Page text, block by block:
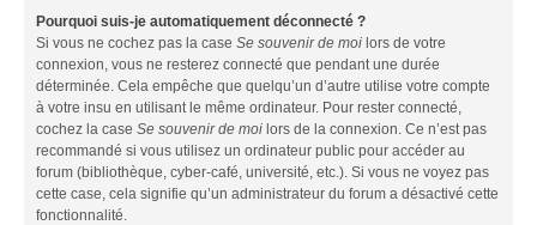
Pourquoi suis-je automatiquement déconnecté ?
Si vous ne cochez pas la case Se souvenir de moi lors de votre
connexion, vous ne resterez connecté que pendant une durée
déterminée. Cela empêche que quelqu’un d’autre utilise votre compte
à votre insu en utilisant le même ordinateur. Pour rester connecté,
cochez la case Se souvenir de moi lors de la connexion. Ce n’est pas
recommandé si vous utilisez un ordinateur public pour accéder au
forum (bibliothèque, cyber-café, université, etc.). Si vous ne voyez pas
cette case, cela signifie qu’un administrateur du forum a désactivé cette
fonctionnalité.